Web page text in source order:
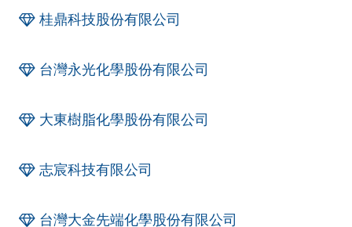
桂鼎科技股份有限公司
台灣永光化學股份有限公司
大東樹脂化學股份有限公司
志宸科技有限公司
台灣大金先端化學股份有限公司